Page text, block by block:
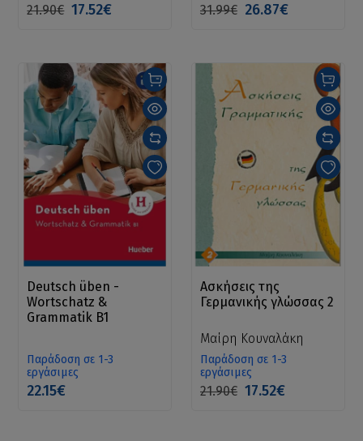
21.90€ 17.52€ 31.99€ 26.87€
Deutsch üben -
Wortschatz &
Grammatik B1
Παράδοση σε 1-3
εργάσιμες
22.15€
Ασκήσεις της
Γερμανικής γλώσσας 2
Μαίρη Κουναλάκη
Παράδοση σε 1-3
εργάσιμες
21.90€ 17.52€